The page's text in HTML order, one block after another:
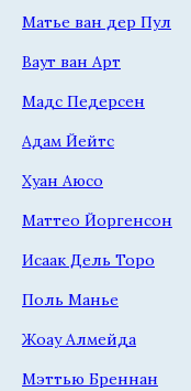
Матье ван дер Пул
Ваут ван Арт
Мадс Педерсен
Адам Йейтс
Хуан Аюсо
Маттео Йоргенсон
Исаак Дель Торо
Поль Манье
Жоау Алмейда
Мэттью Бреннан